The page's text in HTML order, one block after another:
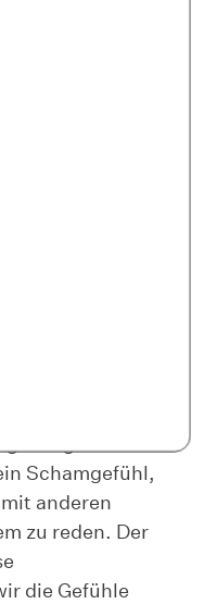
Weg wollen wir
und Hobbies?
im Leben
endlich an, ihnen
geben. Es ist ja
das der anderen.
darüber
reden, denn sie
namens
Du kannst
mit der
vergleichen.
Schamgefühl,
anderen
zu reden. Der
die Gefühle